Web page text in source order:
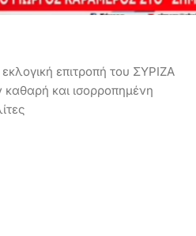
επιτροπή του ΣΥΡΙΖΑ
καθαρή και ισορροπημένη